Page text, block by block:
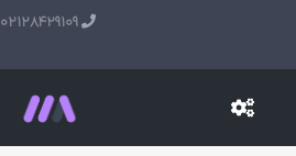
02128429109